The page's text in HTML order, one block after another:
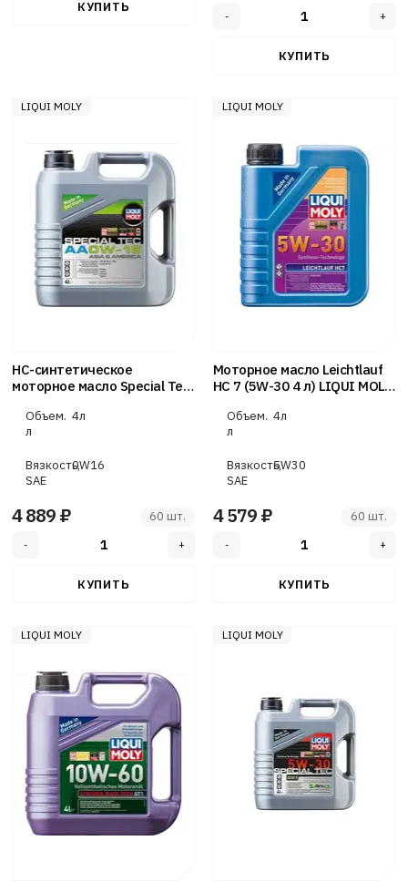
LIQUI MOLY
НС-синтетическое
моторное масло Special Tec
4 л) LIQUI MOLY 21327
Объем.
л
4л
Вязкость,
SAE
0W16
4 889 ₽ 60 шт.
LIQUI MOLY
Моторное масло Leichtlauf
HC 7 (5W-30 4 л) LIQUI MOLY
Объем.
л
4л
Вязкость,
SAE
5W30
4 579 ₽ 60 шт.
LIQUI MOLY LIQUI MOLY